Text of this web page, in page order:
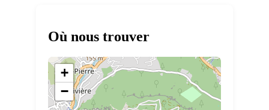
Où nous trouver
+
−